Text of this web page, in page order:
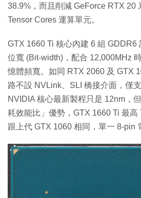
38.9%，而且削減 GeForce RTX 20
Tensor Cores 運算單元。
GTX 1660 Ti 核心內建 6 組 GDDR6
位寬 (Bit-width)，配合 12,000MHz
憶體頻寬。如同 RTX 2060 及 GTX
路不設 NVLink、SLI 橋接介面，僅
NVIDIA 核心最新製程只是 12nm，
耗效能比」優勢，GTX 1660 Ti 最高
跟上代 GTX 1060 相同，單一 8-pin